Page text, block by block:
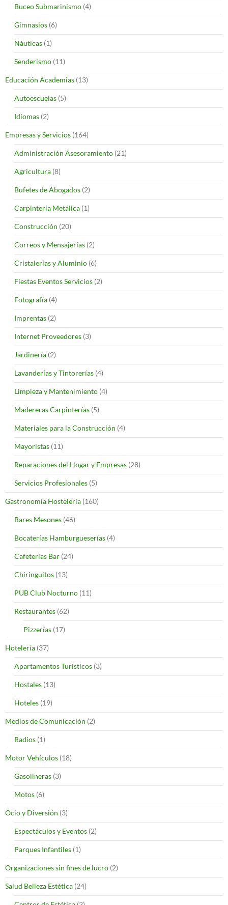
Buceo Submarinismo (4)
Gimnasios (6)
Náuticas (1)
Senderismo (11)
Educación Academias (13)
Autoescuelas (5)
Idiomas (2)
Empresas y Servicios (164)
Administración Asesoramiento (21)
Agricultura (8)
Bufetes de Abogados (2)
Carpintería Metálica (1)
Construcción (20)
Correos y Mensajerías (2)
Cristalerías y Aluminio (6)
Fiestas Eventos Servicios (2)
Fotografía (4)
Imprentas (2)
Internet Proveedores (3)
Jardinería (2)
Lavanderías y Tintorerías (4)
Limpieza y Mantenimiento (4)
Madereras Carpinterías (5)
Materiales para la Construcción (4)
Mayoristas (11)
Reparaciones del Hogar y Empresas (28)
Servicios Profesionales (5)
Gastronomía Hostelería (160)
Bares Mesones (46)
Bocaterías Hamburgueserías (4)
Cafeterías Bar (24)
Chiringuitos (13)
PUB Club Nocturno (11)
Restaurantes (62)
Pizzerías (17)
Hotelería (37)
Apartamentos Turísticos (3)
Hostales (13)
Hoteles (19)
Medios de Comunicación (2)
Radios (1)
Motor Vehículos (18)
Gasolineras (3)
Motos (6)
Ocio y Diversión (3)
Espectáculos y Eventos (2)
Parques Infantiles (1)
Organizaciones sin fines de lucro (2)
Salud Belleza Estética (24)